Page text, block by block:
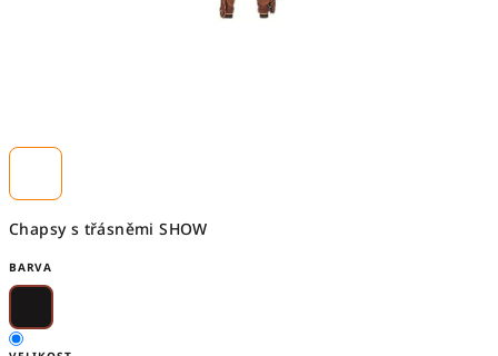
Chapsy s třásněmi SHOW
BARVA